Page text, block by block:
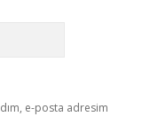
e-posta adresim